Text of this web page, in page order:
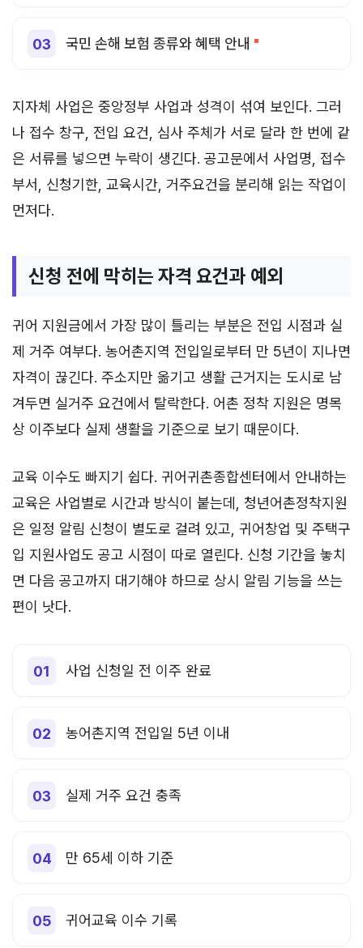
국민 손해 보험 종류와 혜택 안내
지자체 사업은 중앙정부 사업과 성격이 섞여 보인다. 그러
나 접수 창구, 전입 요건, 심사 주체가 서로 달라 한 번에 같
은 서류를 넣으면 누락이 생긴다. 공고문에서 사업명, 접수
부서, 신청기한, 교육시간, 거주요건을 분리해 읽는 작업이
먼저다.
신청 전에 막히는 자격 요건과 예외
귀어 지원금에서 가장 많이 틀리는 부분은 전입 시점과 실
제 거주 여부다. 농어촌지역 전입일로부터 만 5년이 지나면
자격이 끊긴다. 주소지만 옮기고 생활 근거지는 도시로 남
겨두면 실거주 요건에서 탈락한다. 어촌 정착 지원은 명목
상 이주보다 실제 생활을 기준으로 보기 때문이다.
교육 이수도 빠지기 쉽다. 귀어귀촌종합센터에서 안내하는
교육은 사업별로 시간과 방식이 붙는데, 청년어촌정착지원
은 일정 알림 신청이 별도로 걸려 있고, 귀어창업 및 주택구
입 지원사업도 공고 시점이 따로 열린다. 신청 기간을 놓치
면 다음 공고까지 대기해야 하므로 상시 알림 기능을 쓰는
편이 낫다.
사업 신청일 전 이주 완료
농어촌지역 전입일 5년 이내
실제 거주 요건 충족
만 65세 이하 기준
귀어교육 이수 기록